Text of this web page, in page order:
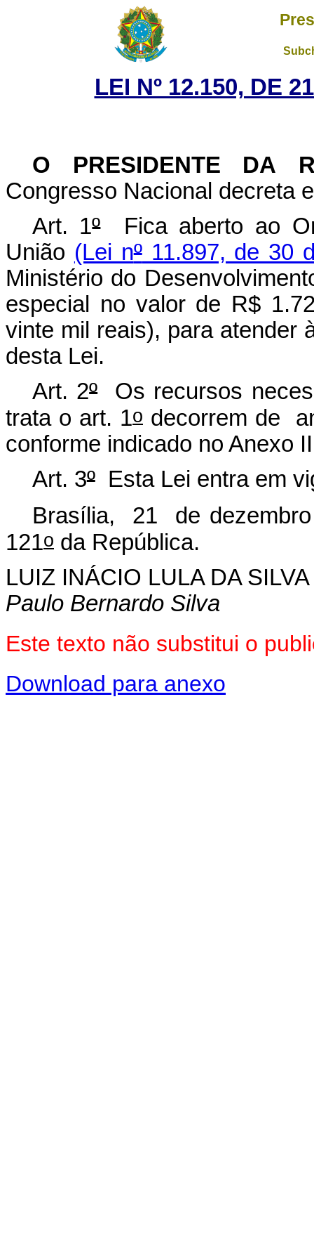
LEI Nº 12.150, DE
O PRESIDENTE DA
Congresso Nacional decreta
Art. 1ºFica aberto ao
União (Lei nº11.897, de 30
Ministério do
especial no valor de R$
vinte mil reais), para atender
desta Lei.
Art. 2ºOs recursos
trata o art. 1o decorrem de
conforme indicado no Anexo
Art. 3ºEsta Lei entra em
Brasília, 21 de
121o da República.
LUIZ INÁCIO LULA DA SILVA
Paulo Bernardo Silva
Este texto não substitui o
Download para anexo